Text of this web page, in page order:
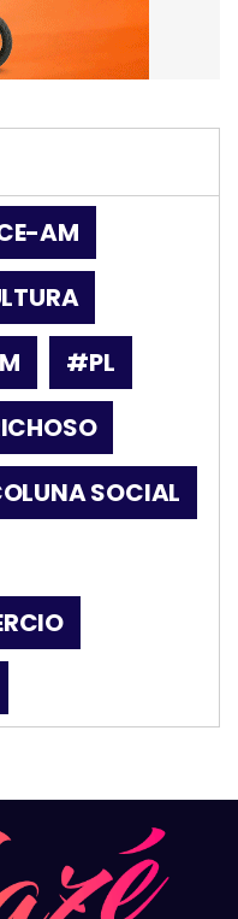
AM
#PL
SOCIAL